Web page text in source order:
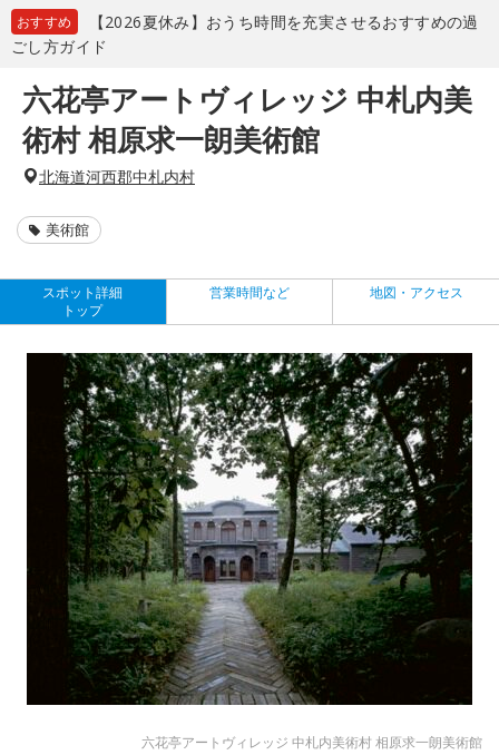
おすすめ
【2026夏休み】おうち時間を充実させるおすすめの過
ごし方ガイド
六花亭アートヴィレッジ 中札内美
術村 相原求一朗美術館
北海道河西郡中札内村
美術館
スポット詳細
トップ
営業時間など 地図・アクセス
六花亭アートヴィレッジ 中札内美術村 相原求一朗美術館